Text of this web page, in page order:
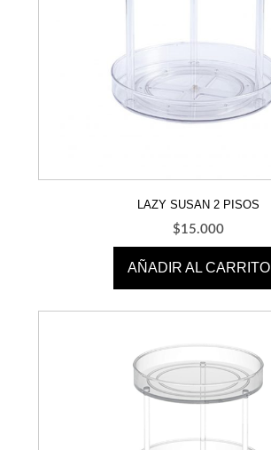
LAZY SUSAN 2 PISOS
$15.000
AÑADIR AL CARRITO